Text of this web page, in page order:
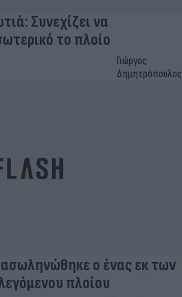
Συνεχίζει να
το πλοίο
Γιώργος
Δημητρόπουλος
ο ένας εκ των
πλοίου